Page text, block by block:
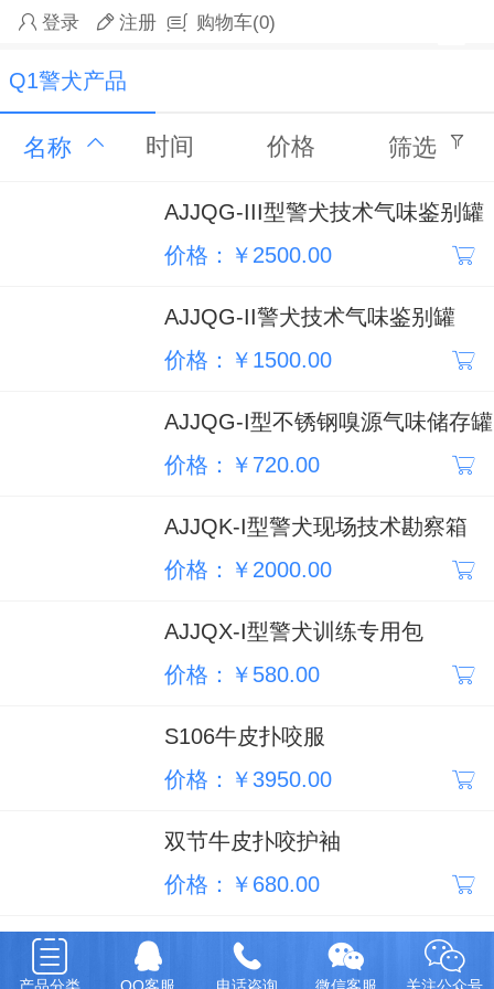
登录 注册 购物车(0)
Q1警犬产品
名称 时间 价格 筛选
AJJQG-III型警犬技术气味鉴别罐
价格：￥2500.00
AJJQG-II警犬技术气味鉴别罐
价格：￥1500.00
AJJQG-I型不锈钢嗅源气味储存罐
价格：￥720.00
AJJQK-I型警犬现场技术勘察箱
价格：￥2000.00
AJJQX-I型警犬训练专用包
价格：￥580.00
S106牛皮扑咬服
价格：￥3950.00
双节牛皮扑咬护袖
价格：￥680.00
警犬背心